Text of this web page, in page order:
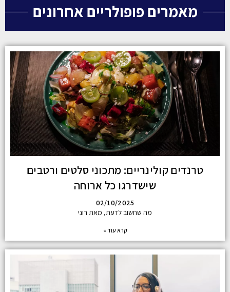
מאמרים פופולריים אחרונים
טרנדים קולינריים: מתכוני סלטים ורטבים
שישדרגו כל ארוחה
02/10/2025
מה שחשוב לדעת, מאת רוני
קרא עוד »